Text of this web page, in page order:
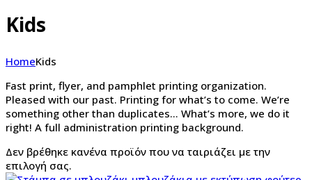
Kids
HomeKids
Fast print, flyer, and pamphlet printing organization.
Pleased with our past. Printing for what’s to come. We’re
something other than duplicates… What’s more, we do it
right! A full administration printing background.
Δεν βρέθηκε κανένα προϊόν που να ταιριάζει με την
επιλογή σας.